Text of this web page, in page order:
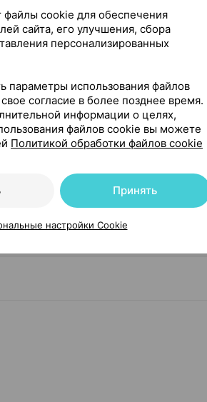
файлы cookie для обеспечения
сайта, его улучшения, сбора
персонализированных
параметры использования файлов
согласие в более позднее время.
информации о целях,
файлов cookie вы можете
Политикой обработки файлов cookie
Принять
настройки Cookie